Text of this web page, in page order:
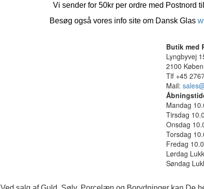
Vi sender for 50kr per ordre med Postnord
Besøg også vores info site om Dansk Glas
Butik med
Lyngbyvej
2100
Tlf +45
Mail:
Mandag
Tirsdag
Onsdag
Torsdag
Fredag
Lørdag
Søndag